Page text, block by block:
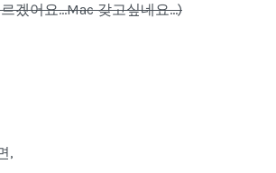
겠어요...Mac 갖고싶네요...)
,